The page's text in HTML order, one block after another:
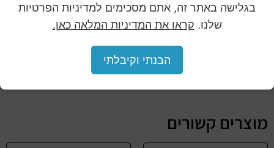
בגלישה באתר זה, אתם מסכימים למדיניות הפרטיות
שלנו. קראו את המדיניות המלאה כאן.
הבנתי וקיבלתי
אימייל
מוצרים קשורים